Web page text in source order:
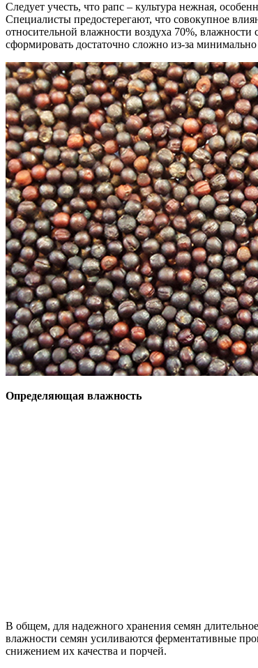
Следует учесть, что рапс – культура нежная,
Специалисты предостерегают, что совокупное
относительной влажности воздуха 70%,
сформировать достаточно сложно из-за
Определяющая влажность
В общем, для надежного хранения семян
влажности семян усиливаются ферментативные
снижением их качества и порчей.